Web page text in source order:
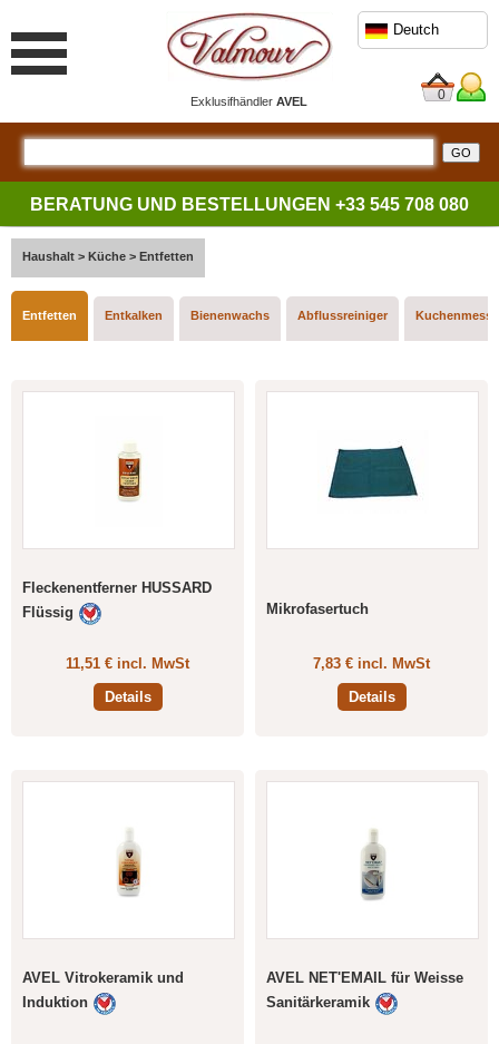
ExklusifhändlerAVEL
Deutch
0
BERATUNG UND BESTELLUNGEN +33 545 708 080
Haushalt > Küche > Entfetten
Entfetten Entkalken Bienenwachs Abflussreiniger
Fleckenentferner HUSSARD
Flüssig
11,51 € incl. MwSt
Details
Mikrofasertuch
7,83 € incl. MwSt
Details
AVEL Vitrokeramik und
Induktion
AVEL NET'EMAIL für Weisse
Sanitärkeramik